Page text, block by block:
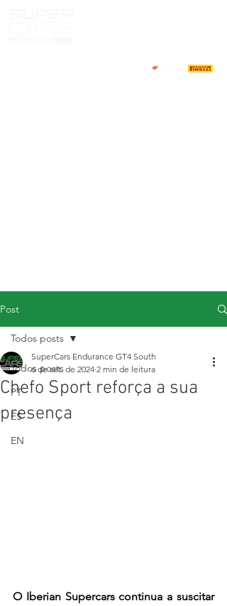
Post
Todos posts
PT
ES
EN
Todos posts
Chefo Sport reforça a sua
presença
SuperCars Endurance GT4 South
6 de set. de 2024 2 min de leitura
O Iberian Supercars continua a suscitar